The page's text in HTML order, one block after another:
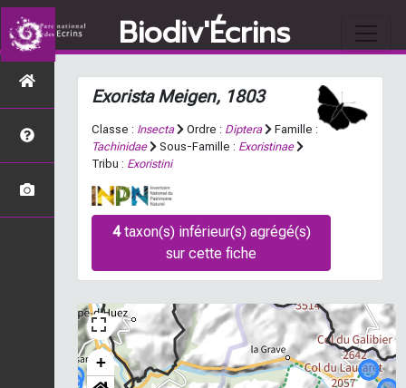
Biodiv'Écrins
ExoristaMeigen, 1803
Classe : Insecta Ordre : Diptera
Famille :
Tachinidae
Sous-Famille : Exoristinae
Tribu : Exoristini
4taxon(s) inférieur(s) agrégé(s)
sur cette fiche
+